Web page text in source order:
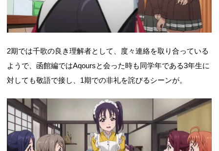
2期では千歌の良き理解者として、度々連絡を取り合っている
ようで、函館編ではAqoursと会った時も同学年である3年生に
対しても敬語で接し、1期での非礼を詫びるシーンが。